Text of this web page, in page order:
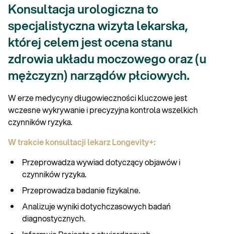
Konsultacja urologiczna to
specjalistyczna wizyta lekarska,
której celem jest ocena stanu
zdrowia układu moczowego oraz (u
mężczyzn) narządów płciowych.
W erze medycyny długowieczności kluczowe jest
wczesne wykrywanie i precyzyjna kontrola wszelkich
czynników ryzyka.
W trakcie konsultacji lekarz Longevity+:
Przeprowadza wywiad dotyczący objawów i
czynników ryzyka.
Przeprowadza badanie fizykalne.
Analizuje wyniki dotychczasowych badań
diagnostycznych.